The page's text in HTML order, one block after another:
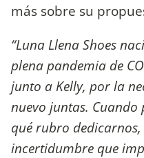
más sobre su
“Luna Llena Shoes
plena pandemia de
junto a Kelly, por la
nuevo juntas.
qué rubro
incertidumbre que